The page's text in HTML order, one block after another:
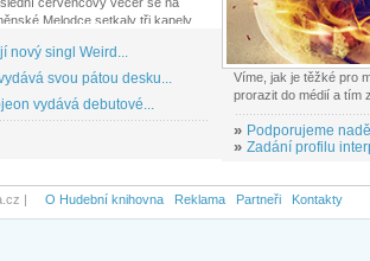
Melodce setkaly tři kapely...
nový singl Weird...
svou pátou desku...
vydává debutové...
Víme, jak je těžké pro
prorazit do médií a tím
» Podporujeme
» Zadání profilu
| O Hudební knihovna Reklama Partneři Kontakty